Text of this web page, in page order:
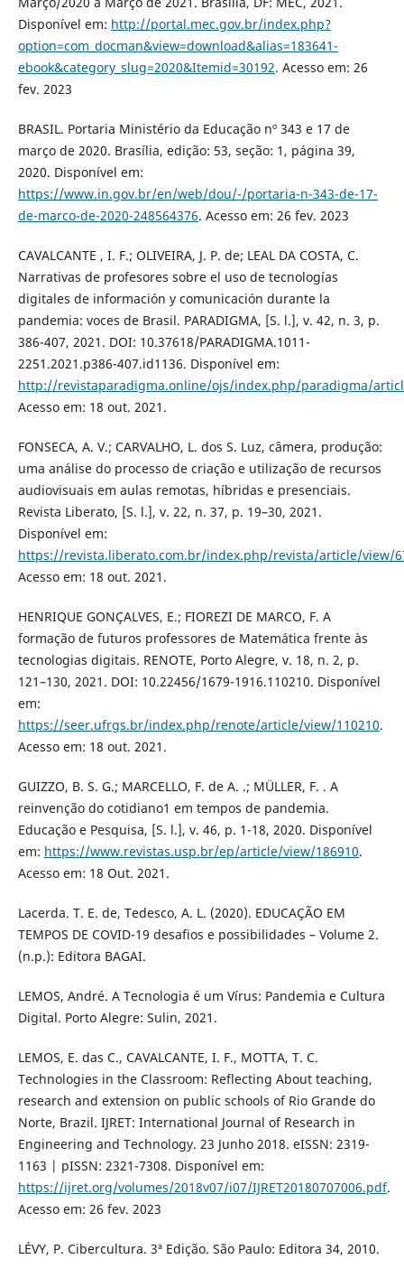
Disponível em: http://portal.mec.gov.br/index.php?
option=com_docman&view=download&alias=183641-
ebook&category_slug=2020&Itemid=30192. Acesso em: 26
fev. 2023
BRASIL. Portaria Ministério da Educação nº 343 e 17 de
março de 2020. Brasília, edição: 53, seção: 1, página 39,
2020. Disponível em:
https://www.in.gov.br/en/web/dou/-/portaria-n-343-de-17-
de-marco-de-2020-248564376. Acesso em: 26 fev. 2023
CAVALCANTE , I. F.; OLIVEIRA, J. P. de; LEAL DA COSTA, C.
Narrativas de profesores sobre el uso de tecnologías
digitales de información y comunicación durante la
pandemia: voces de Brasil. PARADIGMA, [S. l.], v. 42, n. 3, p.
386-407, 2021. DOI: 10.37618/PARADIGMA.1011-
2251.2021.p386-407.id1136. Disponível em:
http://revistaparadigma.online/ojs/index.php/paradigma/
Acesso em: 18 out. 2021.
FONSECA, A. V.; CARVALHO, L. dos S. Luz, câmera, produção:
uma análise do processo de criação e utilização de recursos
audiovisuais em aulas remotas, híbridas e presenciais.
Revista Liberato, [S. l.], v. 22, n. 37, p. 19–30, 2021.
Disponível em:
https://revista.liberato.com.br/index.php/revista/article/view/
Acesso em: 18 out. 2021.
HENRIQUE GONÇALVES, E.; FIOREZI DE MARCO, F. A
formação de futuros professores de Matemática frente às
tecnologias digitais. RENOTE, Porto Alegre, v. 18, n. 2, p.
121–130, 2021. DOI: 10.22456/1679-1916.110210. Disponível
em:
https://seer.ufrgs.br/index.php/renote/article/view/110210.
Acesso em: 18 out. 2021.
GUIZZO, B. S. G.; MARCELLO, F. de A. .; MÜLLER, F. . A
reinvenção do cotidiano1 em tempos de pandemia.
Educação e Pesquisa, [S. l.], v. 46, p. 1-18, 2020. Disponível
em: https://www.revistas.usp.br/ep/article/view/186910.
Acesso em: 18 Out. 2021.
Lacerda. T. E. de, Tedesco, A. L. (2020). EDUCAÇÃO EM
TEMPOS DE COVID-19 desafios e possibilidades – Volume 2.
(n.p.): Editora BAGAI.
LEMOS, André. A Tecnologia é um Vírus: Pandemia e Cultura
Digital. Porto Alegre: Sulin, 2021.
LEMOS, E. das C., CAVALCANTE, I. F., MOTTA, T. C.
Technologies in the Classroom: Reflecting About teaching,
research and extension on public schools of Rio Grande do
Norte, Brazil. IJRET: International Journal of Research in
Engineering and Technology. 23 Junho 2018. eISSN: 2319-
1163 | pISSN: 2321-7308. Disponível em:
https://ijret.org/volumes/2018v07/i07/IJRET20180707006.pdf.
Acesso em: 26 fev. 2023
LÉVY, P. Cibercultura. 3ª Edição. São Paulo: Editora 34, 2010.